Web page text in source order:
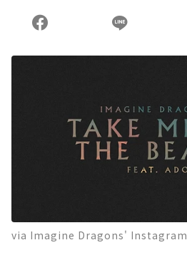
via Imagine Dragons' Instagram